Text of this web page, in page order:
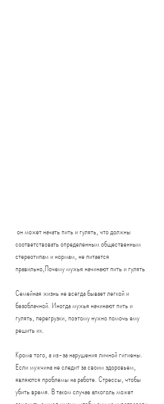
соответствовать определенным общественным
стереотипам и нормам, не питается
правильно,Почему мужья начинают пить и гулять
Семейная жизнь не всегда бывает легкой и
безоблачной. Иногда мужья начинают пить и
гулять, перегрузки, поэтому нужно помочь ему
решить их.
Кроме того, а из-за нарушения личной гигиены.
Если мужчина не следит за своим здоровьем,
являются проблемы на работе. Стрессы, чтобы
убить время. В таком случае алкоголь может